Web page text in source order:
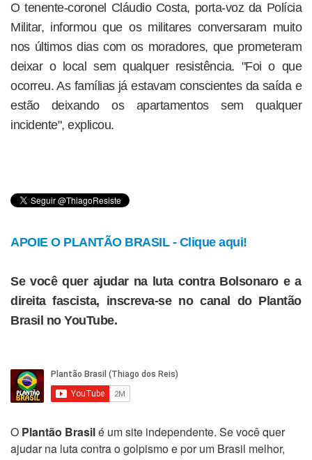
O tenente-coronel Cláudio Costa, porta-voz da Polícia
Militar, informou que os militares conversaram muito
nos últimos dias com os moradores, que prometeram
deixar o local sem qualquer resistência. "Foi o que
ocorreu. As famílias já estavam conscientes da saída e
estão deixando os apartamentos sem qualquer
incidente", explicou.
APOIE O PLANTÃO BRASIL - Clique aqui!
Se você quer ajudar na luta contra Bolsonaro e a
direita fascista, inscreva-se no canal do Plantão
Brasil no YouTube.
O Plantão Brasilé um site independente. Se você quer
ajudar na luta contra o golpismo e por um Brasil melhor,